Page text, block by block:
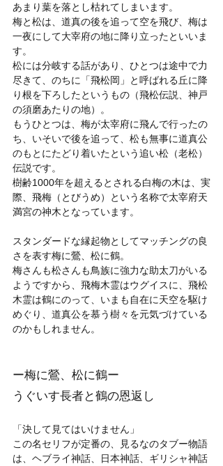
あまり葉を落とし枯れてしまいます。
梅と松は、道真の後を追って空を飛び、梅は
一夜にして大宰府の地に降り立ったといいま
す。
松には分岐する話があり、ひとつは途中で力
尽きて、のちに「飛松岡」と呼ばれる丘に降
り根を下ろしたというもの（飛松伝説、神戸
の須磨あたりの地）。
もうひとつは、梅が太宰府に飛んで行ったの
ち、いそいで後を追って、松も無事に道真公
のもとにたどり着いたという追い松（老松）
伝説です。
樹齢1000年を超えるとされる白梅の木は、実
際、飛梅（とびうめ）という名称で太宰府天
満宮の神木となっています。
スタンダードな縁起物としてマッチングの良
さを表す梅に鶯、松に鶴。
梅さんも松さんも鳥族に強力な助太刀がいる
ようですから、飛梅木霊はウグイスに、飛松
木霊は鶴にのって、いまも自在に天空を駆け
めぐり、道真公を慕う樹々を元気づけている
のかもしれません。
ー梅に鶯、松に鶴ー
うぐいす長者と鶴の恩返し
「決して見てはいけません」
この名セリフが定番の、見るなのタブー物語
は、ヘブライ神話、日本神話、ギリシャ神話